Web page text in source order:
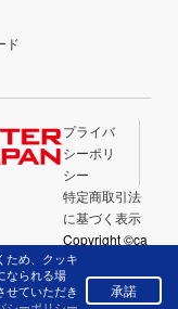
ド
プライバ
シーポリ
シー
特定商取引法
に基づく表示
Copyright ©ca
llcenter-japan.
com All Right
Reserved.
ため、クッキ
なられる場
せていただき
承諾